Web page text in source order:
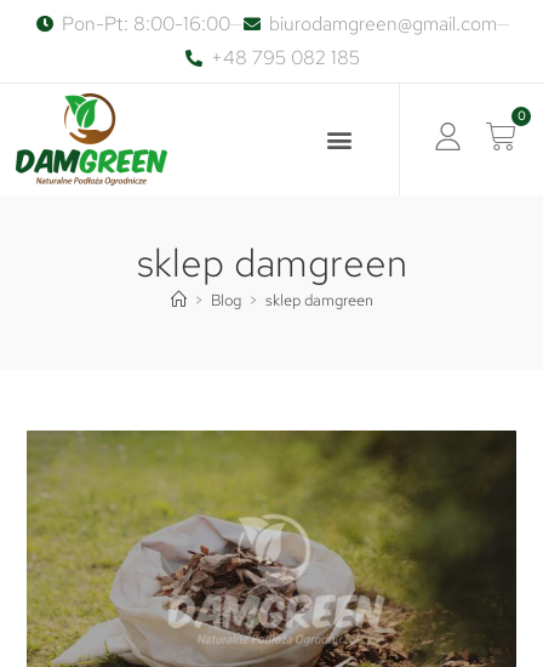
Pon-Pt: 8:00-16:00
biurodamgreen@gmail.com
+48 795 082 185
0
sklep damgreen
> Blog > sklep damgreen